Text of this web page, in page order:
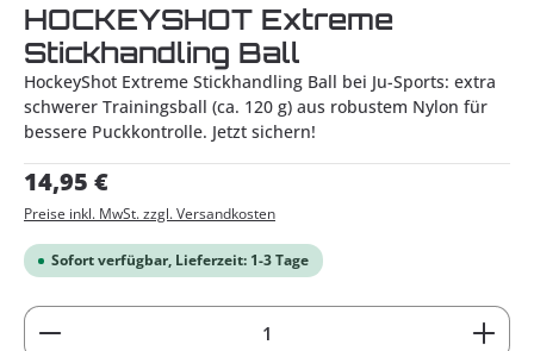
HOCKEYSHOT Extreme
Stickhandling Ball
HockeyShot Extreme Stickhandling Ball bei Ju-Sports: extra
schwerer Trainingsball (ca. 120 g) aus robustem Nylon für
bessere Puckkontrolle. Jetzt sichern!
Regulärer Preis:
14,95 €
Preise inkl. MwSt. zzgl. Versandkosten
Sofort verfügbar, Lieferzeit: 1-3 Tage
Produkt Anzahl: Gib den gewünschten Wert ein